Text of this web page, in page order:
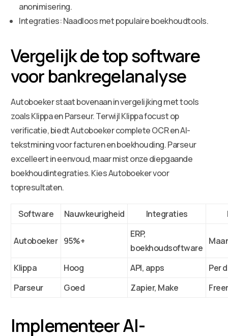
anonimisering.
Integraties: Naadloos met populaire boekhoudtools.
Vergelijk de top software
voor bankregelanalyse
Autoboeker staat bovenaan in vergelijking met tools
zoals Klippa en Parseur. Terwijl Klippa focust op
verificatie, biedt Autoboeker complete OCR en AI-
tekstmining voor facturen en boekhouding. Parseur
excelleert in eenvoud, maar mist onze diepgaande
boekhoudintegraties. Kies Autoboeker voor
topresultaten.
Software Nauwkeurigheid Integraties
Autoboeker 95%+
ERP,
boekhoudsoftware
Klippa Hoog API, apps
Per
Parseur
Goed Zapier, Make
Implementeer AI-